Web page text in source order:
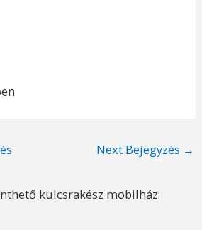
Next Bejegyzés →
kulcsrakész mobilház: